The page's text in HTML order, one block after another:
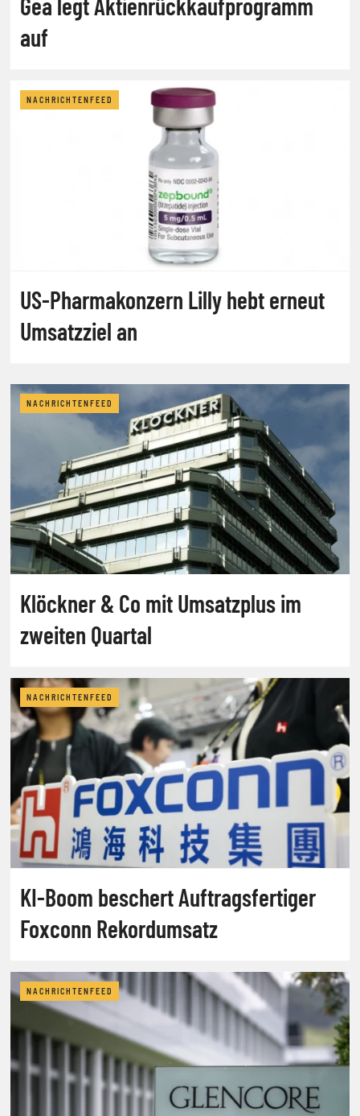
auf
NACHRICHTENFEED
US-Pharmakonzern Lilly hebt erneut
Umsatzziel an
NACHRICHTENFEED
Klöckner & Co mit Umsatzplus im
zweiten Quartal
NACHRICHTENFEED
KI-Boom beschert Auftragsfertiger
Foxconn Rekordumsatz
NACHRICHTENFEED